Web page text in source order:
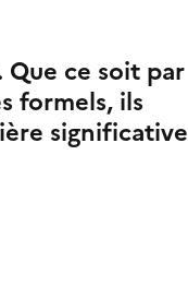
ce soit par
formels, ils
significative